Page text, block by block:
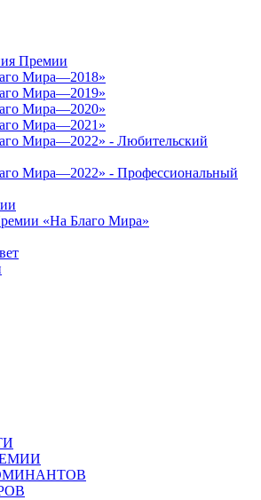
Премии
Мира—2018»
Мира—2019»
Мира—2020»
Мира—2021»
Мира—2022» - Любительский
Мира—2022» - Профессиональный
«На Благо Мира»